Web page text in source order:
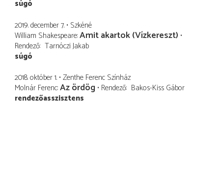
súgó
2019. december 7. Szkéné
William Shakespeare Amit akartok (Vízkereszt)
Rendező Tarnóczi Jakab
súgó
2018. október 1. Zenthe Ferenc Színház
Molnár Ferenc Az ördög Rendező Bakos-Kiss Gábor
rendezőasszisztens